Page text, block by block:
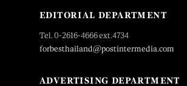
EDITORIAL DEPARTMENT
Tel. 0-2616-4666 ext.4734
forbesthailand@postintermedia.com
ADVERTISING DEPARTMENT